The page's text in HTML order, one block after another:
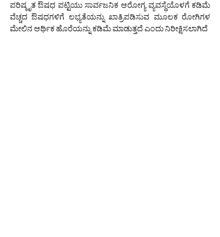
ಪರಿಷ್ಕೃತ ಔಷಧ ಪಟ್ಟಿಯು ಸಾರ್ವಜನಿಕ ಆರೋಗ್ಯ ವ್ಯವಸ್ಥೆಯೊಳಗೆ ಕಡಿಮೆ
ವೆಚ್ಚದ ಔಷಧಗಳಿಗೆ ಲಭ್ಯತೆಯನ್ನು ಖಾತ್ರಿಪಡಿಸುವ ಮೂಲಕ ರೋಗಿಗಳ
ಮೇಲಿನ ಆರ್ಥಿಕ ಹೊರೆಯನ್ನು ಕಡಿಮೆ ಮಾಡುತ್ತದೆ ಎಂದು ನಿರೀಕ್ಷಿಸಲಾಗಿದೆ